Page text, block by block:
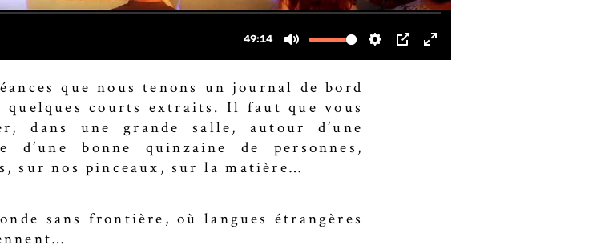
que nous tenons un journal de bord
quelques courts extraits. Il faut que vous
dans une grande salle, autour d’une
bonne quinzaine de personnes,
sur nos pinceaux, sur la matière…
sans frontière, où langues étrangères